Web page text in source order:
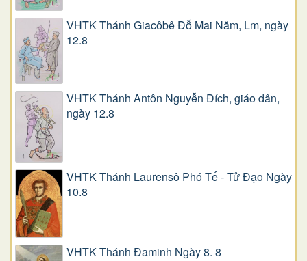
VHTK Thánh Giacôbê Ðỗ Mai Năm, Lm, ngày
12.8
VHTK Thánh Antôn Nguyễn Ðích, giáo dân,
ngày 12.8
VHTK Thánh Laurensô Phó Tế - Tử Đạo Ngày
10.8
VHTK Thánh Đaminh Ngày 8. 8